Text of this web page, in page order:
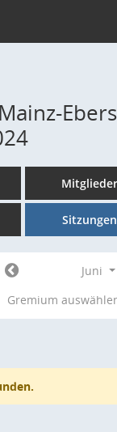
Mitglieder
Sitzungen
Juni
Gremium